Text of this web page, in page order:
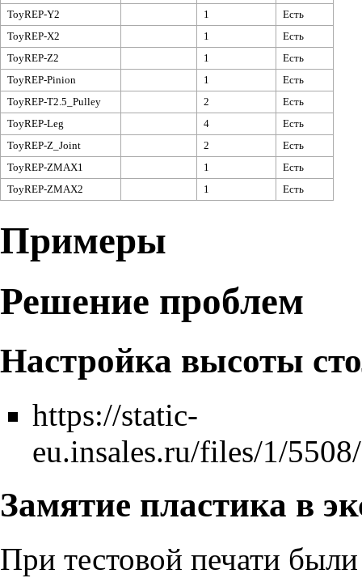
ToyREP-Y2
1
Есть
ToyREP-X2
1
Есть
ToyREP-Z2
1
Есть
ToyREP-Pinion
1
Есть
ToyREP-T2.5_Pulley
2
Есть
ToyREP-Leg
4
Есть
ToyREP-Z_Joint
2
Есть
ToyREP-ZMAX1
1
Есть
ToyREP-ZMAX2
1 Есть
Примеры
Решение проблем
Настройка высоты
https://static-
eu.insales.ru/files/1/
Замятие пластика в
При тестовой печати